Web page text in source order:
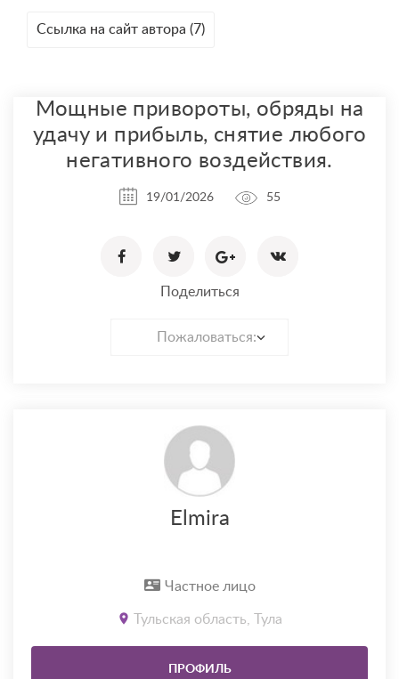
Ссылка на сайт автора (7)
Мощные привороты, обряды на
удачу и прибыль, снятие любого
негативного воздействия.
19/01/2026 55
Поделиться
Пожаловаться:
Elmira
Частное лицо
Тульская область, Тула
ПРОФИЛЬ